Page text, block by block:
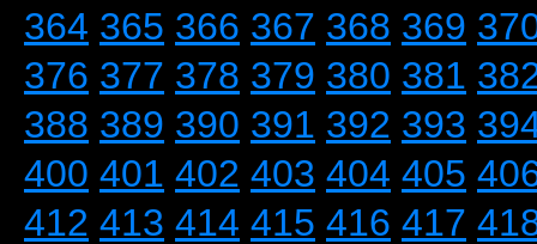
364 365 366 367 368 369
376 377 378 379 380 381
388 389 390 391 392 393
400 401 402 403 404 405
412 413 414 415 416 417